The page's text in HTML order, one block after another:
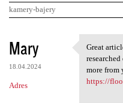
kamery-bajery
K
o
m
e
Mary
18.04.2024
Adres
Great
Great
more from
https://